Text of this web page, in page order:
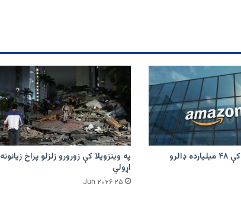
امازون په هند کې ۴۸ میلیارده ډالرو
په وینزویلا کې زورورو زلزلو پراخ زیانونه
اړولي
۲۵ Jun ۲۰۲۶